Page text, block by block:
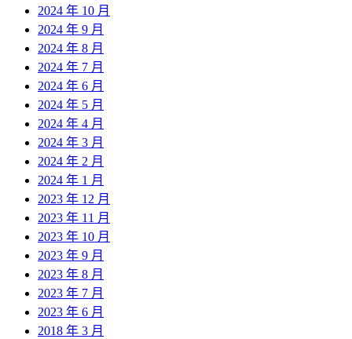
2024 年 10 月
2024 年 9 月
2024 年 8 月
2024 年 7 月
2024 年 6 月
2024 年 5 月
2024 年 4 月
2024 年 3 月
2024 年 2 月
2024 年 1 月
2023 年 12 月
2023 年 11 月
2023 年 10 月
2023 年 9 月
2023 年 8 月
2023 年 7 月
2023 年 6 月
2018 年 3 月